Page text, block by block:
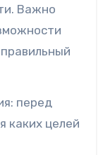
Важно
перед
каких целей